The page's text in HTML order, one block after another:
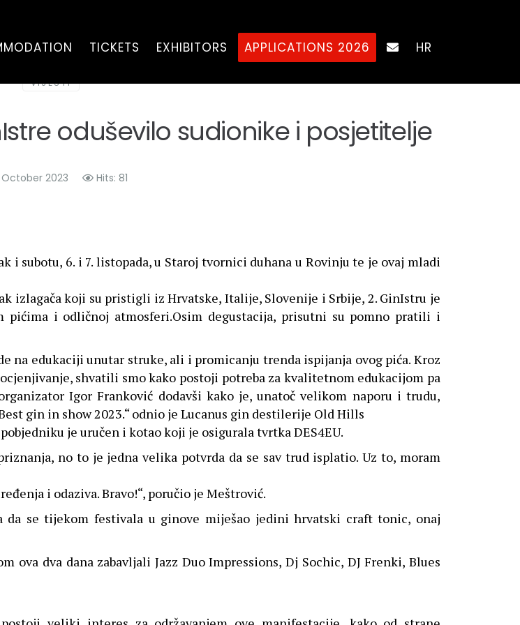
TICKETS EXHIBITORS APPLICATIONS 2026 HR
VIJESTI
oduševilo sudionike i posjetitelje
2023 Hits: 81
i subotu, 6. i 7. listopada, u Staroj tvornici duhana u Rovinju te je ovaj mladi
izlagača koji su pristigli iz Hrvatske, Italije, Slovenije i Srbije, 2. GinIstru je
i odličnoj atmosferi.Osim degustacija, prisutni su pomno pratili i
na edukaciji unutar struke, ali i promicanju trenda ispijanja ovog pića. Kroz
shvatili smo kako postoji potreba za kvalitetnom edukacijom pa
Igor Franković dodavši kako je, unatoč velikom naporu i trudu,
gin in show 2023.“ odnio je Lucanus gin destilerije Old Hills
je uručen i kotao koji je osigurala tvrtka DES4EU.
no to je jedna velika potvrda da se sav trud isplatio. Uz to, moram
i odaziva. Bravo!“, poručio je Meštrović.
da se tijekom festivala u ginove miješao jedini hrvatski craft tonic, onaj
ova dva dana zabavljali Jazz Duo Impressions, Dj Sochic, DJ Frenki, Blues